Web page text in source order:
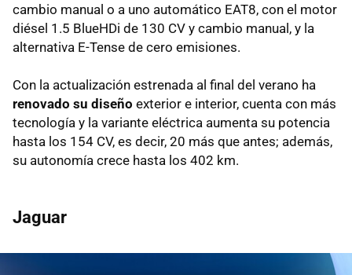
cambio manual o a uno automático EAT8, con el motor
diésel 1.5 BlueHDi de 130 CV y cambio manual, y la
alternativa E-Tense de cero emisiones.
Con la actualización estrenada al final del verano ha
renovado su diseño exterior e interior, cuenta con más
tecnología y la variante eléctrica aumenta su potencia
hasta los 154 CV, es decir, 20 más que antes; además,
su autonomía crece hasta los 402 km.
Jaguar